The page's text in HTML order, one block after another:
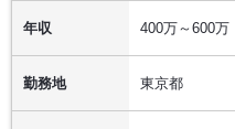
年収 400万～600万
勤務地 東京都